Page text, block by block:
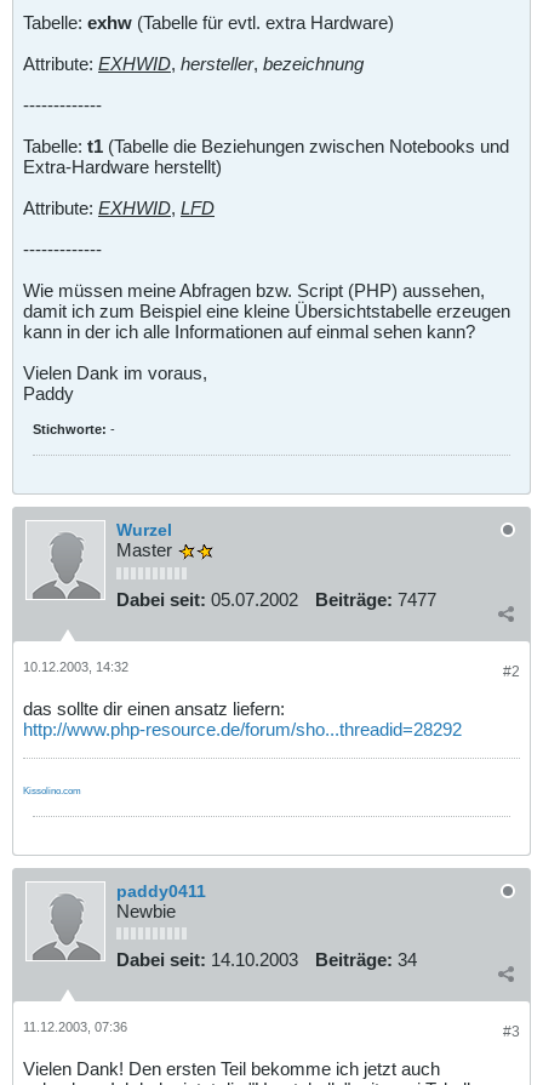
Tabelle: exhw (Tabelle für evtl. extra Hardware)
Attribute: EXHWID, hersteller, bezeichnung
-------------
Tabelle: t1 (Tabelle die Beziehungen zwischen Notebooks und
Extra-Hardware herstellt)
Attribute: EXHWID, LFD
-------------
Wie müssen meine Abfragen bzw. Script (PHP) aussehen,
damit ich zum Beispiel eine kleine Übersichtstabelle erzeugen
kann in der ich alle Informationen auf einmal sehen kann?
Vielen Dank im voraus,
Paddy
Stichworte: -
Wurzel
Master
Dabei seit: 05.07.2002 Beiträge: 7477
#2
10.12.2003, 14:32
das sollte dir einen ansatz liefern:
http://www.php-resource.de/forum/sho...threadid=28292
Kissolino.com
paddy0411
Newbie
Dabei seit: 14.10.2003 Beiträge: 34
#3
11.12.2003, 07:36
Vielen Dank! Den ersten Teil bekomme ich jetzt auch